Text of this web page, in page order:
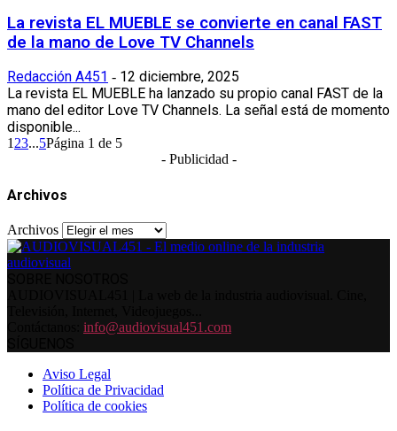
La revista EL MUEBLE se convierte en canal FAST
de la mano de Love TV Channels
Redacción A451 - 12 diciembre, 2025
La revista EL MUEBLE ha lanzado su propio canal FAST de la
mano del editor Love TV Channels. La señal está de momento
disponible...
1 23...5Página 1 de 5
- Publicidad -
Archivos
Archivos
info@audiovisual451.com
Aviso Legal
Política de Privacidad
Política de cookies